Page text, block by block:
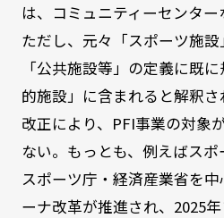
は、コミュニティーセンター
ただし、元々「スポーツ施
「公共施設等」の定義に既
的施設」に含まれると解釈
改正により、PFI事業の対象
ない。もっとも、例えばスポ
スポーツ庁・経済産業省を
ーナ改革が推進され、2025